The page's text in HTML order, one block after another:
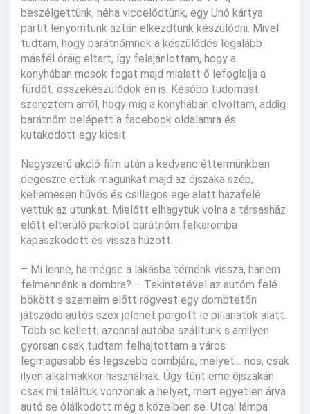
beszélgettünk, néha viccelődtünk, egy Unó kártya
partit lenyomtunk aztán elkezdtünk készülődni. Mivel
tudtam, hogy barátnőmnek a készülődés legalább
másfél óráig eltart, így felajánlottam, hogy a
konyhában mosok fogat majd mialatt ő lefoglalja a
fürdőt, összekészülődök én is. Később tudomást
szereztem arról, hogy míg a konyhában elvoltam, addig
barátnőm belépett a facebook oldalamra és
kutakodott egy kicsit.
Nagyszerű akció film után a kedvenc éttermünkben
degeszre ettük magunkat majd az éjszaka szép,
kellemesen hűvös és csillagos ege alatt hazafelé
vettük az utunkat. Mielőtt elhagytuk volna a társasház
előtt elterülő parkolót barátnőm felkaromba
kapaszkodott és vissza húzott.
– Mi lenne, ha mégse a lakásba térnénk vissza, hanem
felmennénk a dombra? – Tekintetével az autóm felé
bökött s szemeim előtt rögvest egy dombtetőn
játszódó autós szex jelenet pörgött le pillanatok alatt.
Több se kellett, azonnal autóba szálltunk s amilyen
gyorsan csak tudtam felhajtottam a város
legmagasabb és legszebb dombjára, melyet… nos, csak
ilyen alkalmakkor használnak. Úgy tűnt eme éjszakán
csak mi találtuk vonzónak a helyet, mert egyetlen árva
autó se ólálkodott még a közelben se. Utcai lámpa